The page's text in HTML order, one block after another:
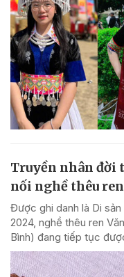
Truyền nhân đời
nối nghề thêu
Được ghi danh là Di
2024, nghề thêu ren
Bình) đang tiếp tục